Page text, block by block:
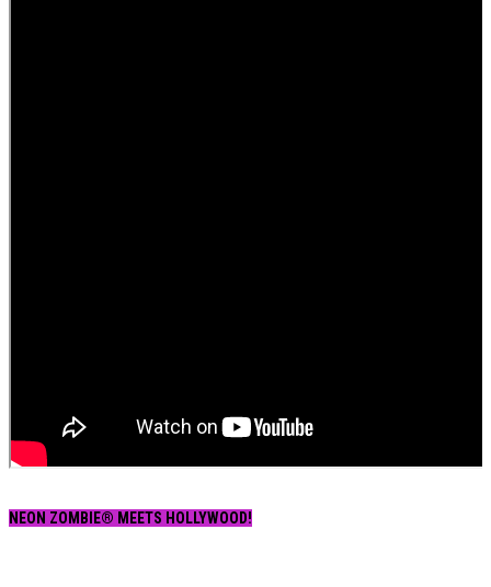
NEON ZOMBIE® MEETS HOLLYWOOD!